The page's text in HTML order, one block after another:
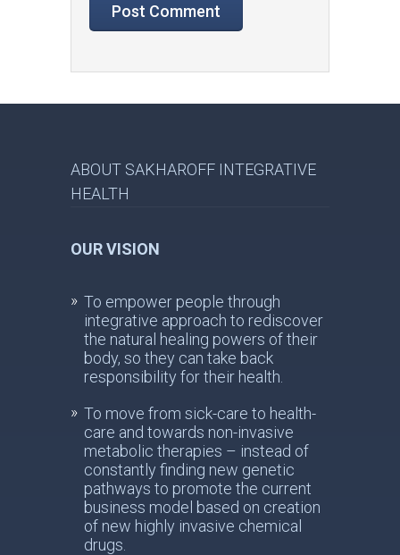
ABOUT SAKHAROFF INTEGRATIVE
HEALTH
OUR VISION
To empower people through
integrative approach to rediscover
the natural healing powers of their
body, so they can take back
responsibility for their health.
To move from sick-care to health-
care and towards non-invasive
metabolic therapies – instead of
constantly finding new genetic
pathways to promote the current
business model based on creation
of new highly invasive chemical
drugs.